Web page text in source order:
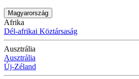
Magyarország
Afrika
Dél-afrikai Köztársaság
Ausztrália
Ausztrália
Új-Zéland